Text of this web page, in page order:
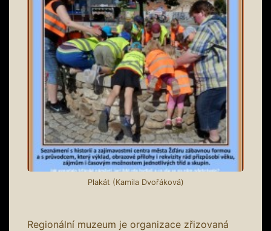
Plakát (Kamila Dvořáková)
Regionální muzeum je organizace zřizovaná